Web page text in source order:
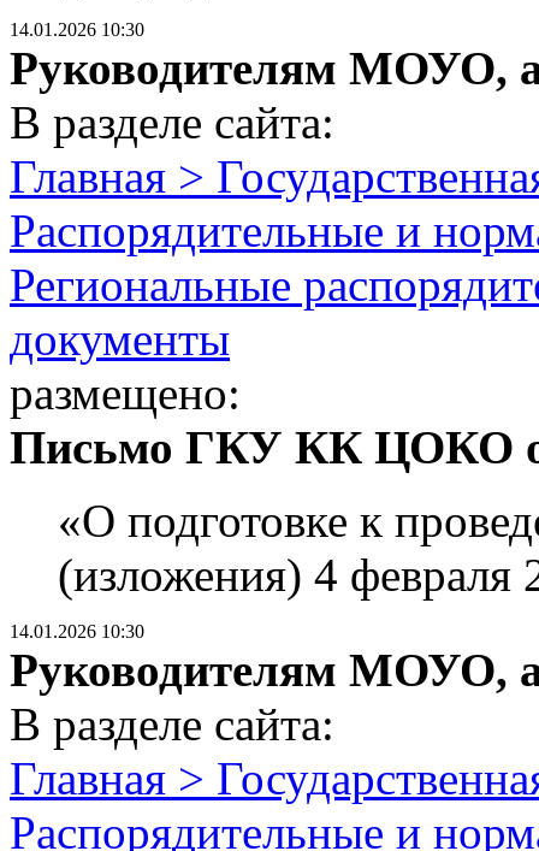
14.01.2026 10:30
Руководителям МОУО,
В разделе сайта:
Главная >
Распорядительные и
Региональные
документы
размещено:
Письмо ГКУ КК ЦОКО
«О подготовке к
(изложения) 4 февраля
14.01.2026 10:30
Руководителям МОУО,
В разделе сайта:
Главная >
Распорядительные и